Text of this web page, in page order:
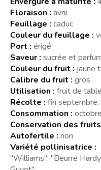
Floraison : avril
Feuillage : caduc
Couleur du feuillage :
Port : érigé
Saveur : sucrée et
Couleur du fruit : jaune
Calibre du fruit : gros
Utilisation : fruit de
Récolte : fin
Consommation :
Conservation des
Autofertile : non
Variété pollinisatrice :
"Williams", "Beurré